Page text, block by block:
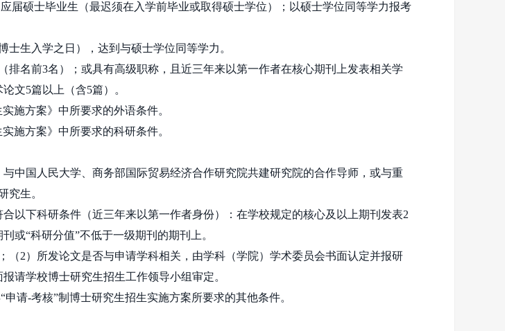
届硕士毕业生（最迟须在入学前毕业或取得硕士学位）；以硕士学位同等学力报考
生入学之日），达到与硕士学位同等学力。
排名前3名）；或具有高级职称，且近三年来以第一作者在核心期刊上发表相关学
论文5篇以上（含5篇）。
施方案》中所要求的外语条件。
施方案》中所要求的科研条件。
中国人民大学、商务部国际贸易经济合作研究院共建研究院的合作导师，或与重
究生。
以下科研条件（近三年来以第一作者身份）：在学校规定的核心及以上期刊发表2
或“科研分值”不低于一级期刊的期刊上。
（2）所发论文是否与申请学科相关，由学科（学院）学术委员会书面认定并报研
请学校博士研究生招生工作领导小组审定。
申请-考核”制博士研究生招生实施方案所要求的其他条件。